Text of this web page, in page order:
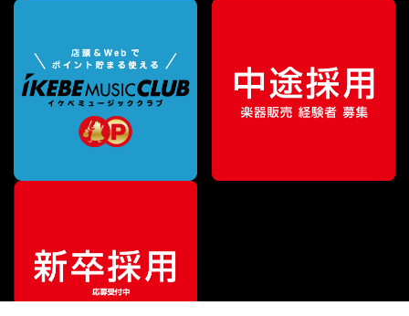
販売価格¥316,800 （税込）